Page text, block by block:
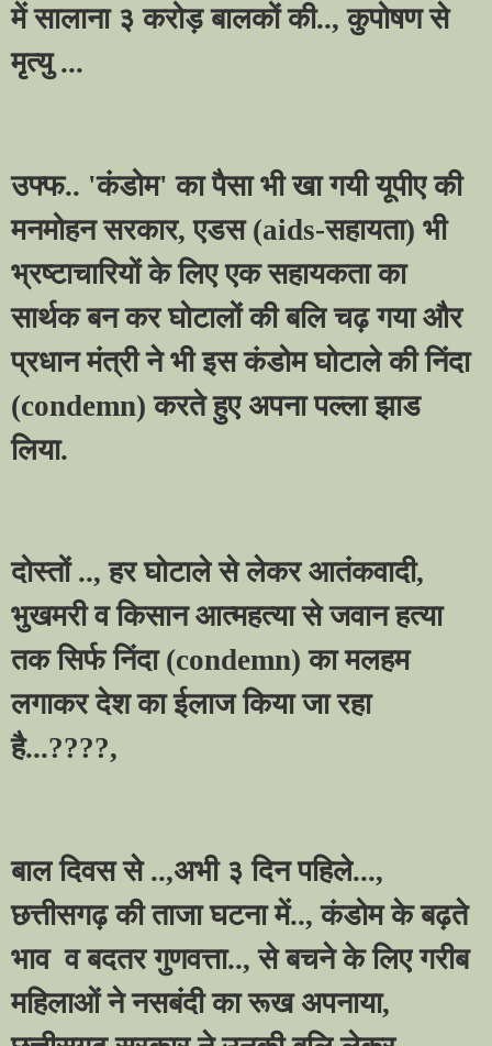
में सालाना ३ करोड़ बालकों की..,कुपोषण से
मृत्यु ...
उफ्फ.. 'कंडोम'का पैसा भी खा गयी यूपीए की
मनमोहन सरकार,एडस (aids-सहायता) भी
भ्रष्टाचारियों के लिए एक सहायकता का
सार्थक बन कर घोटालों की बलि चढ़ गया और
प्रधान मंत्री ने भी इस कंडोम घोटाले की निंदा
(condemn)करते हुए अपना पल्ला झाड
लिया.
दोस्तों ..,हर घोटाले से लेकर आतंकवादी,
भुखमरी व किसान आत्महत्या से जवान हत्या
तक सिर्फ निंदा (condemn)का मलहम
लगाकर देश का ईलाज किया जा रहा
है...????,
बाल दिवस से ..,अभी ३ दिन पहिले...,
छत्तीसगढ़ की ताजा घटना में..,कंडोम के बढ़ते
भाव व बदतर गुणवत्ता..,से बचने के लिए गरीब
महिलाओं ने नसबंदी का रूख अपनाया,